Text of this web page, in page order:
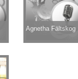
Agnetha Fältskog